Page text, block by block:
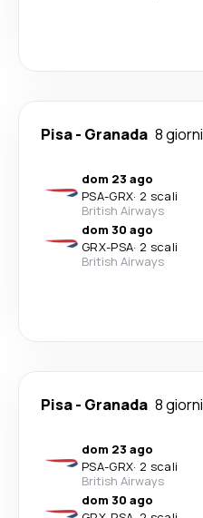
Pisa- Granada 8 giorni
dom 23 ago
PSA-GRX· 2 scali
British Airways
dom 30 ago
GRX-PSA· 2 scali
British Airways
Pisa- Granada 8 giorni
dom 23 ago
PSA-GRX· 2 scali
British Airways
dom 30 ago